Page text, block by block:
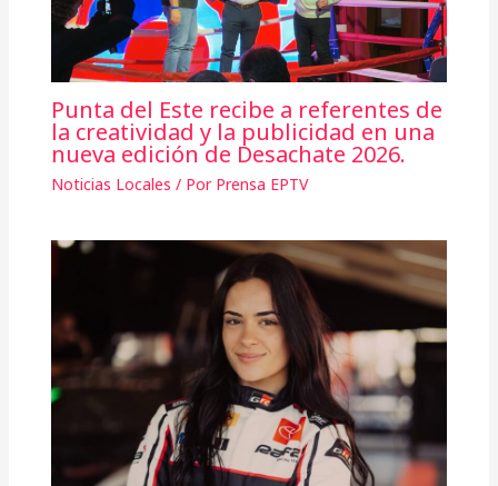
Punta del Este recibe a referentes de
la creatividad y la publicidad en una
nueva edición de Desachate 2026.
Noticias Locales / Por Prensa EPTV